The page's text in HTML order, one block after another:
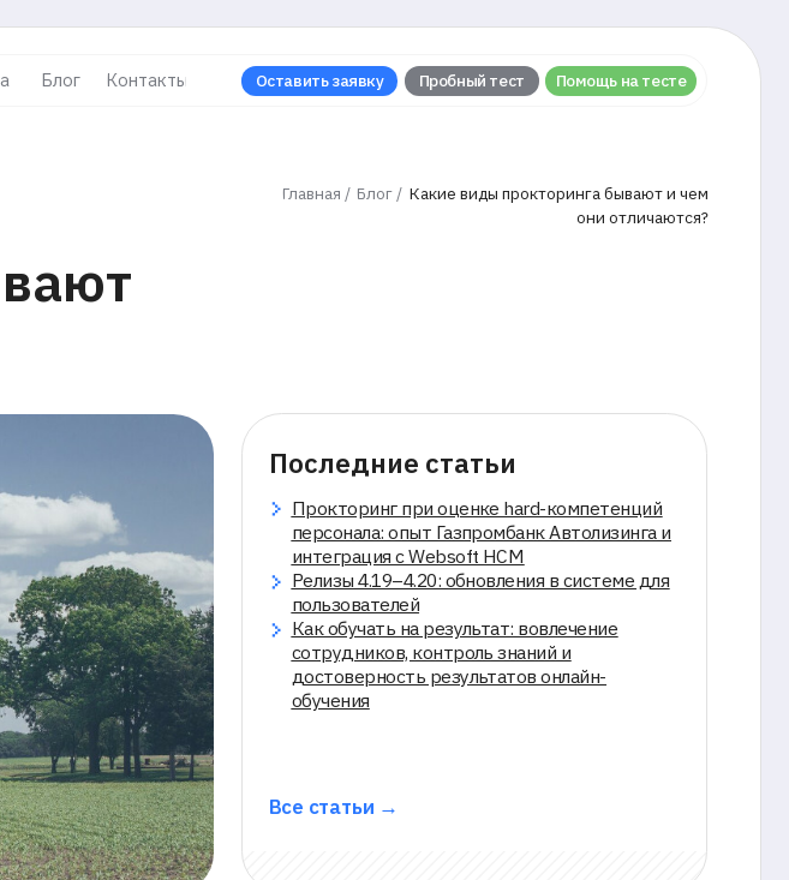
они отличаются?
Оставить заявку Пробный тест Помощь на тесте
Контакты
Последние статьи
Все статьи →
Прокторинг при оценке hard-компетенций
персонала: опыт Газпромбанк Автолизинга и
Релизы 4.19–4.20: обновления в системе для
Как обучать на результат: вовлечение
сотрудников, контроль знаний и
достоверность результатов онлайн-
обучения